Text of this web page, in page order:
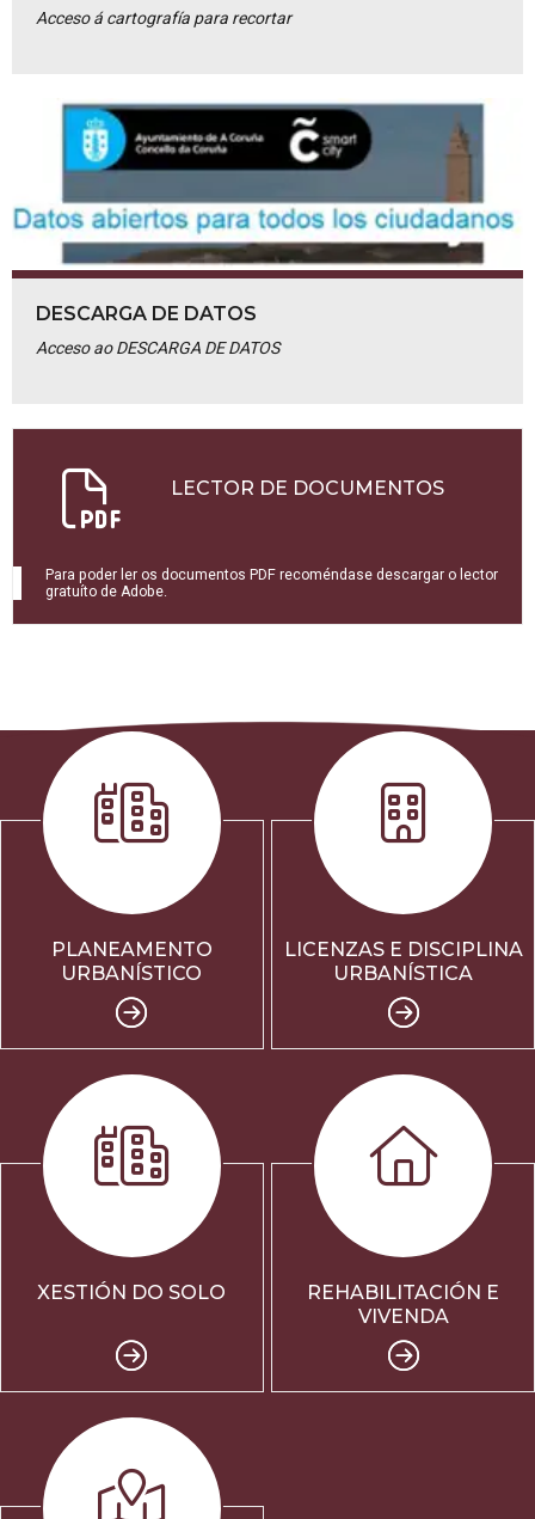
Acceso á cartografía para recortar
DESCARGA DE DATOS
Acceso ao DESCARGA DE DATOS
LECTOR DE DOCUMENTOS
Para poder ler os documentos PDF recoméndase descargar o lector
gratuíto de Adobe.
PLANEAMENTO
URBANÍSTICO
LICENZAS E DISCIPLINA
URBANÍSTICA
XESTIÓN DO SOLO
REHABILITACIÓN E
VIVENDA